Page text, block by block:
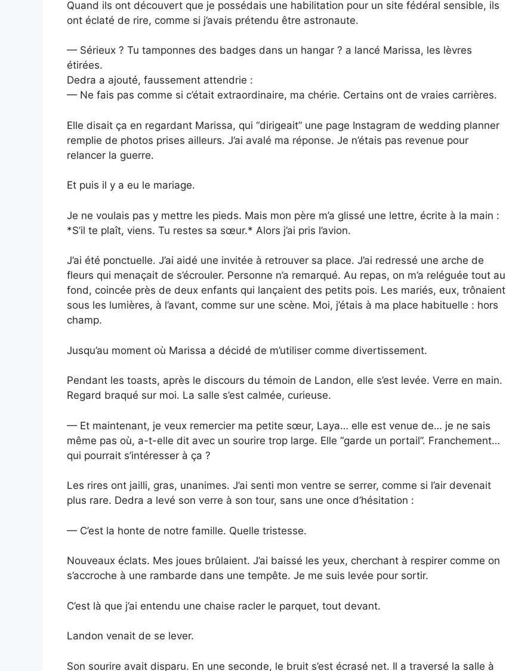
Quand ils ont découvert que je possédais une habilitation pour un site fédéral sensible, ils
ont éclaté de rire, comme si j’avais prétendu être astronaute.
— Sérieux ? Tu tamponnes des badges dans un hangar ? a lancé Marissa, les lèvres
étirées.
Dedra a ajouté, faussement attendrie :
— Ne fais pas comme si c’était extraordinaire, ma chérie. Certains ont de vraies carrières.
Elle disait ça en regardant Marissa, qui “dirigeait” une page Instagram de wedding planner
remplie de photos prises ailleurs. J’ai avalé ma réponse. Je n’étais pas revenue pour
relancer la guerre.
Et puis il y a eu le mariage.
Je ne voulais pas y mettre les pieds. Mais mon père m’a glissé une lettre, écrite à la main :
*S’il te plaît, viens. Tu restes sa sœur.* Alors j’ai pris l’avion.
J’ai été ponctuelle. J’ai aidé une invitée à retrouver sa place. J’ai redressé une arche de
fleurs qui menaçait de s’écrouler. Personne n’a remarqué. Au repas, on m’a reléguée tout au
fond, coincée près de deux enfants qui lançaient des petits pois. Les mariés, eux, trônaient
sous les lumières, à l’avant, comme sur une scène. Moi, j’étais à ma place habituelle : hors
champ.
Jusqu’au moment où Marissa a décidé de m’utiliser comme divertissement.
Pendant les toasts, après le discours du témoin de Landon, elle s’est levée. Verre en main.
Regard braqué sur moi. La salle s’est calmée, curieuse.
— Et maintenant, je veux remercier ma petite sœur, Laya… elle est venue de… je ne sais
même pas où, a-t-elle dit avec un sourire trop large. Elle “garde un portail”. Franchement…
qui pourrait s’intéresser à ça ?
Les rires ont jailli, gras, unanimes. J’ai senti mon ventre se serrer, comme si l’air devenait
plus rare. Dedra a levé son verre à son tour, sans une once d’hésitation :
— C’est la honte de notre famille. Quelle tristesse.
Nouveaux éclats. Mes joues brûlaient. J’ai baissé les yeux, cherchant à respirer comme on
s’accroche à une rambarde dans une tempête. Je me suis levée pour sortir.
C’est là que j’ai entendu une chaise racler le parquet, tout devant.
Landon venait de se lever.
Son sourire avait disparu. En une seconde, le bruit s’est écrasé net. Il a traversé la salle à